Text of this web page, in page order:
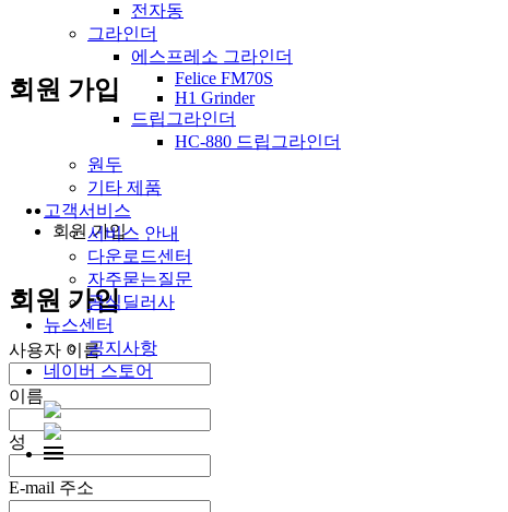
전자동
그라인더
에스프레소 그라인더
Felice FM70S
H1 Grinder
드립그라인더
HC-880 드립그라인더
원두
기타 제품
고객서비스
서비스 안내
다운로드센터
자주묻는질문
공식딜러사
뉴스센터
공지사항
네이버 스토어
회원 가입
회원 가입
회원 가입
사용자 이름
이름
성
E-mail 주소